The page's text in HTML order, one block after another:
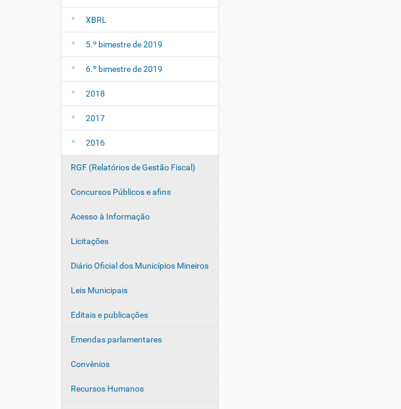
XBRL
5.º bimestre de 2019
6.º bimestre de 2019
2018
2017
2016
RGF (Relatórios de Gestão Fiscal)
Concursos Públicos e afins
Acesso à Informação
Licitações
Diário Oficial dos Municípios Mineiros
Leis Municipais
Editais e publicações
Emendas parlamentares
Convênios
Recursos Humanos